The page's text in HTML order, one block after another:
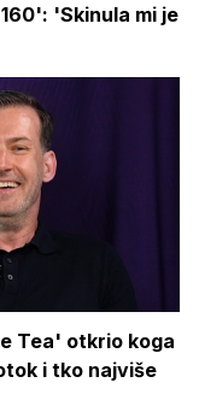
'Skinula mi je
Tea' otkrio koga
i tko najviše